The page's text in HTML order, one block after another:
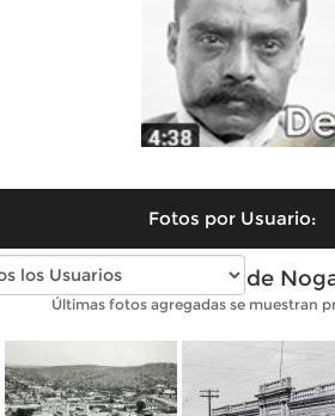
Fotos por Usuario:
Fotos antiguas de
Últimas fotos agregadas se muestran